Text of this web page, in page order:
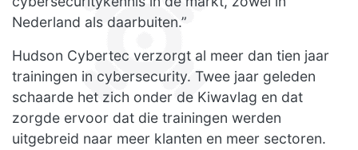
Nederland als daarbuiten.”
Hudson Cybertec verzorgt al meer dan tien jaar
trainingen in cybersecurity. Twee jaar geleden
schaarde het zich onder de Kiwavlag en dat
zorgde ervoor dat die trainingen werden
uitgebreid naar meer klanten en meer sectoren.